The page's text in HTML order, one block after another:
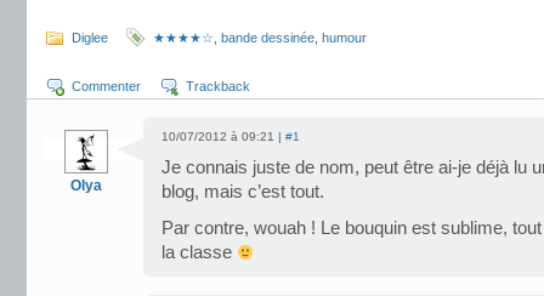
Diglee ★★★★☆ bande dessinée humour
Commenter Trackback
Olya
10/07/2012 à 09:21 | #1
Je connais juste de nom, peut être ai-je déjà lu
blog, mais c’est tout.
Par contre, wouah ! Le bouquin est sublime,
la classe